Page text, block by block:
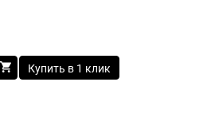
Купить в 1 клик